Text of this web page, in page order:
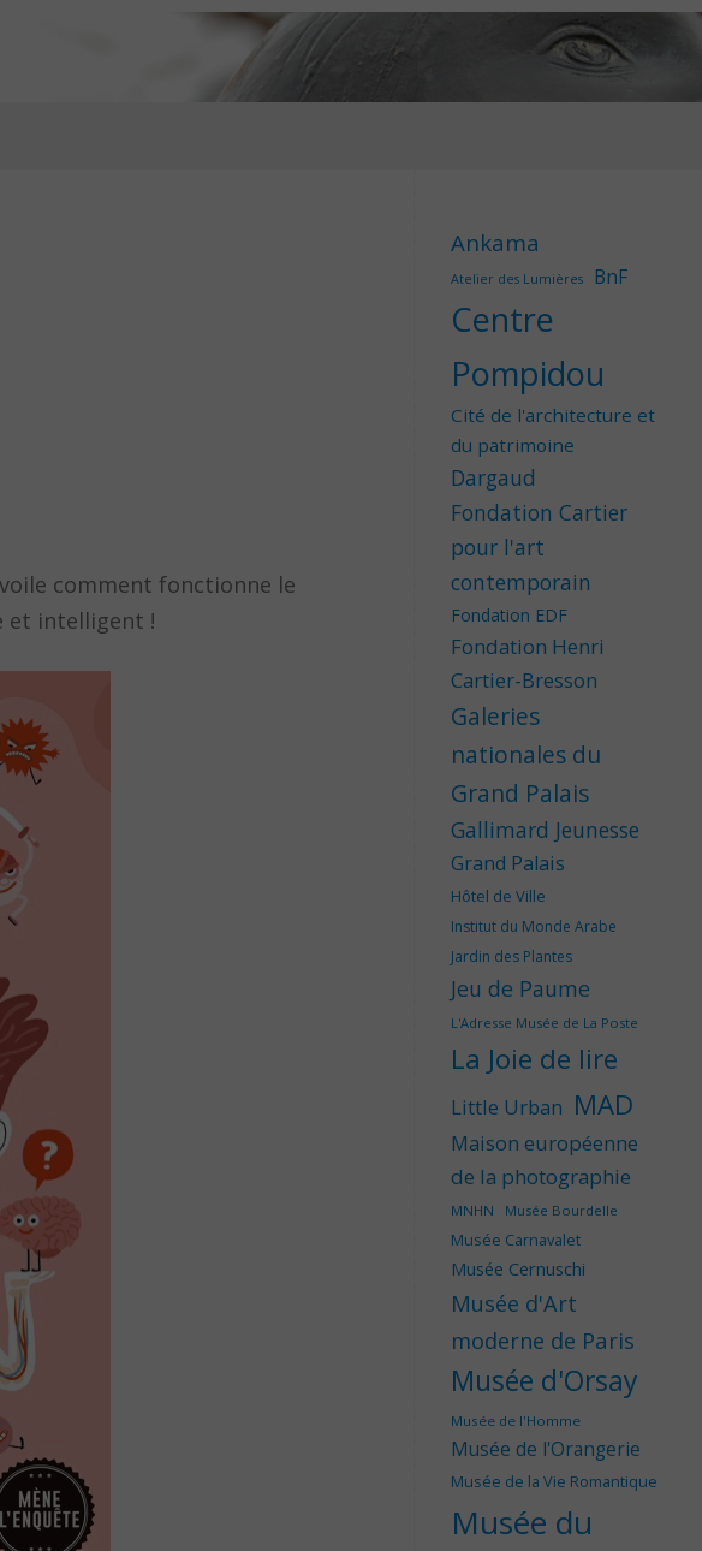
comment fonctionne le
et intelligent !
Ankama
Atelier des Lumières BnF
Centre
Pompidou
Cité de l'architecture et
du patrimoine
Dargaud
Fondation Cartier
pour l'art
contemporain
Fondation EDF
Fondation Henri
Cartier-Bresson
Galeries
nationales du
Grand Palais
Gallimard Jeunesse
Grand Palais
Hôtel de Ville
Institut du Monde Arabe
Jardin des Plantes
Jeu de Paume
L'Adresse Musée de La Poste
La Joie de lire
Little Urban MAD
Maison européenne
de la photographie
MNHN Musée Bourdelle
Musée Carnavalet
Musée Cernuschi
Musée d'Art
moderne de Paris
Musée d'Orsay
Musée de l'Homme
Musée de l'Orangerie
Musée de la Vie Romantique
Musée du